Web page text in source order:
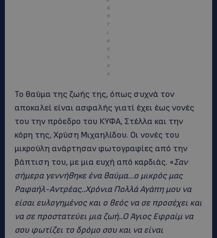
ά
π
τ
ι
σ
η
τ
ο
υ
Το θαύμα της ζωής της, όπως συχνά τον
αποκαλεί είναι ασφαλής γιατί έχει έως νονές
του την πρόεδρο του ΚΥΦΑ, Στέλλα και την
κόρη της, Χρύση Μιχαηλίδου. Οι νονές του
μικρούλη ανάρτησαν φωτογραφίες από την
βάπτιση του, με μια ευχή από καρδιάς. «Σαν
σήμερα γεννήθηκε ένα θαύμα…ο μικρός μας
Ραφαήλ-Αντρέας..Χρόνια Πολλά Αγάπη μου να
είσαι ευλογημένος και ο θεός να σε προσέχει και
να σε προστατεύει μια ζωή..Ο Άγιος Εφραίμ να
σου φωτίζει το δρόμο σου και να είναι